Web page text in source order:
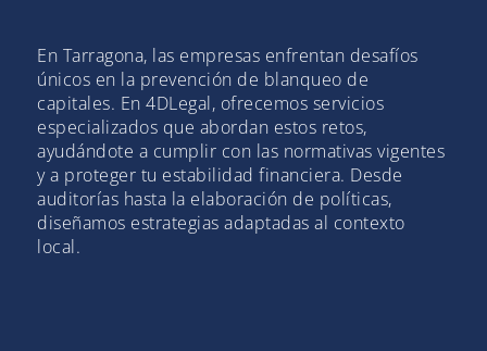
En Tarragona, las empresas enfrentan desafíos
únicos en la prevención de blanqueo de
capitales. En 4DLegal, ofrecemos servicios
especializados que abordan estos retos,
ayudándote a cumplir con las normativas vigentes
y a proteger tu estabilidad financiera. Desde
auditorías hasta la elaboración de políticas,
diseñamos estrategias adaptadas al contexto
local.